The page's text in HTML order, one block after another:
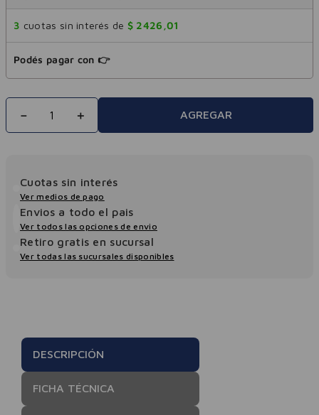
3 cuotas sin interés de $ 2426 ,01
Podés pagar con 👉
＋
－ AGREGAR
Cuotas sin interés
Ver medios de pago
Envios a todo el pais
Ver todos las opciones de envio
Retiro gratis en sucursal
Ver todas las sucursales disponibles
DESCRIPCIÓN
FICHA TÉCNICA